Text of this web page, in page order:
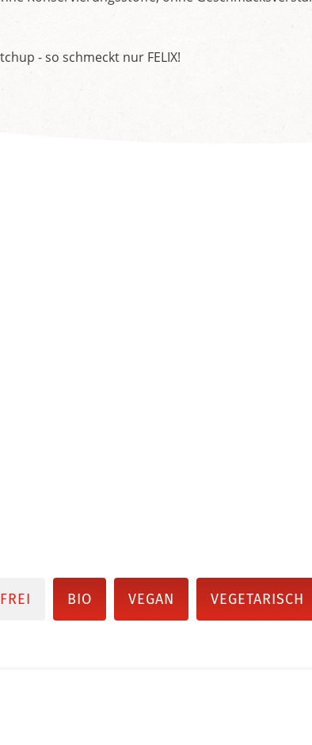
- so schmeckt nur FELIX!
BIO VEGAN VEGETARISCH